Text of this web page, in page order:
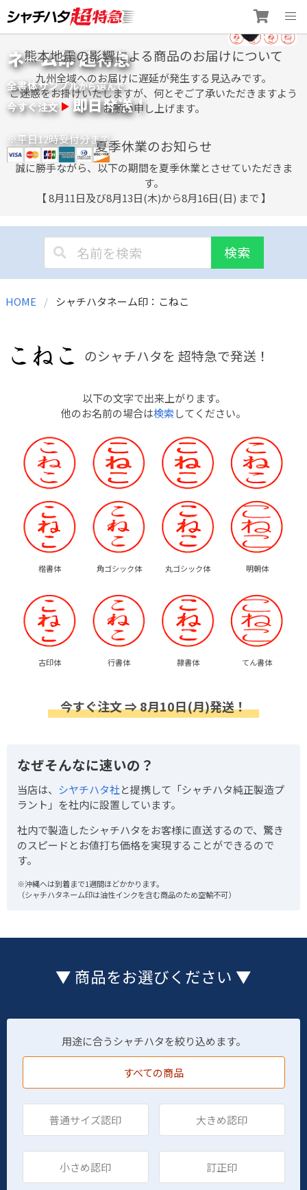
to
content
ネーム印 超特急
全書体サンプルから選んで
今すぐ注文 即日発送！
※平日12時受付分まで
熊本地震の影響による商品のお届けについて
九州全域へのお届けに遅延が発生する見込みです。
ご迷惑をお掛けいたしますが、何とぞご了承いただきますよう
お願い申し上げます。
夏季休業のお知らせ
誠に勝手ながら、以下の期間を夏季休業とさせていただきま
す。
【 8月11日及び8月13日(木)から8月16日(日) まで 】
検索
HOME シャチハタネーム印：こねこ
のシャチハタを 超特急で発送！
以下の文字で出来上がります。
他のお名前の場合は検索してください。
楷書体 角ゴシック体 丸ゴシック体 明朝体
古印体 行書体 隷書体 てん書体
今すぐ注文 ⇒ 8月10日(月)発送！
なぜそんなに速いの？
当店は、 シヤチハタ社と提携して「シャチハタ純正製造プ
ラント」を社内に設置しています。
社内で製造したシャチハタをお客様に直送するので、驚き
のスピードとお値打ち価格を実現することができるので
す。
※沖縄へは到着まで1週間ほどかかります。
（シャチハタネーム印は油性インクを含む商品のため空輸不可）
▼ 商品をお選びください ▼
用途に合うシャチハタを絞り込めます。
すべての商品
普通サイズ認印 大きめ認印
小さめ認印 訂正印